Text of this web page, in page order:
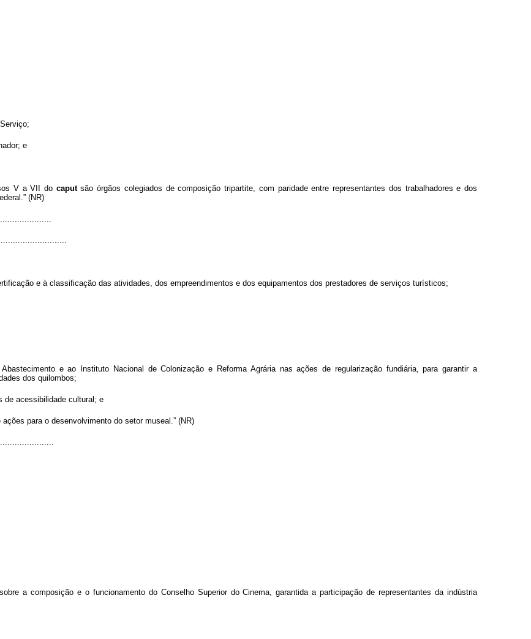
e
V a VII do caputsão órgãos colegiados de composição tripartite, com paridade entre representantes dos trabalhadores e dos
(NR)
e à classificação das atividades, dos empreendimentos e dos equipamentos dos prestadores de serviços turísticos;
e ao Instituto Nacional de Colonização e Reforma Agrária nas ações de regularização fundiária, para garantir a
dos quilombos;
de acessibilidade cultural; e
para o desenvolvimento do setor museal.” (NR)
a composição e o funcionamento do Conselho Superior do Cinema, garantida a participação de representantes da indústria